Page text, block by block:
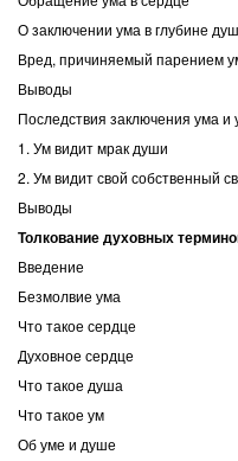
О заключении ума в глубине
Вред, причиняемый парением
Выводы
Последствия заключения ума
1. Ум видит мрак души
2. Ум видит свой собственный
Выводы
Толкование духовных
Введение
Безмолвие ума
Что такое сердце
Духовное сердце
Что такое душа
Что такое ум
Об уме и душе